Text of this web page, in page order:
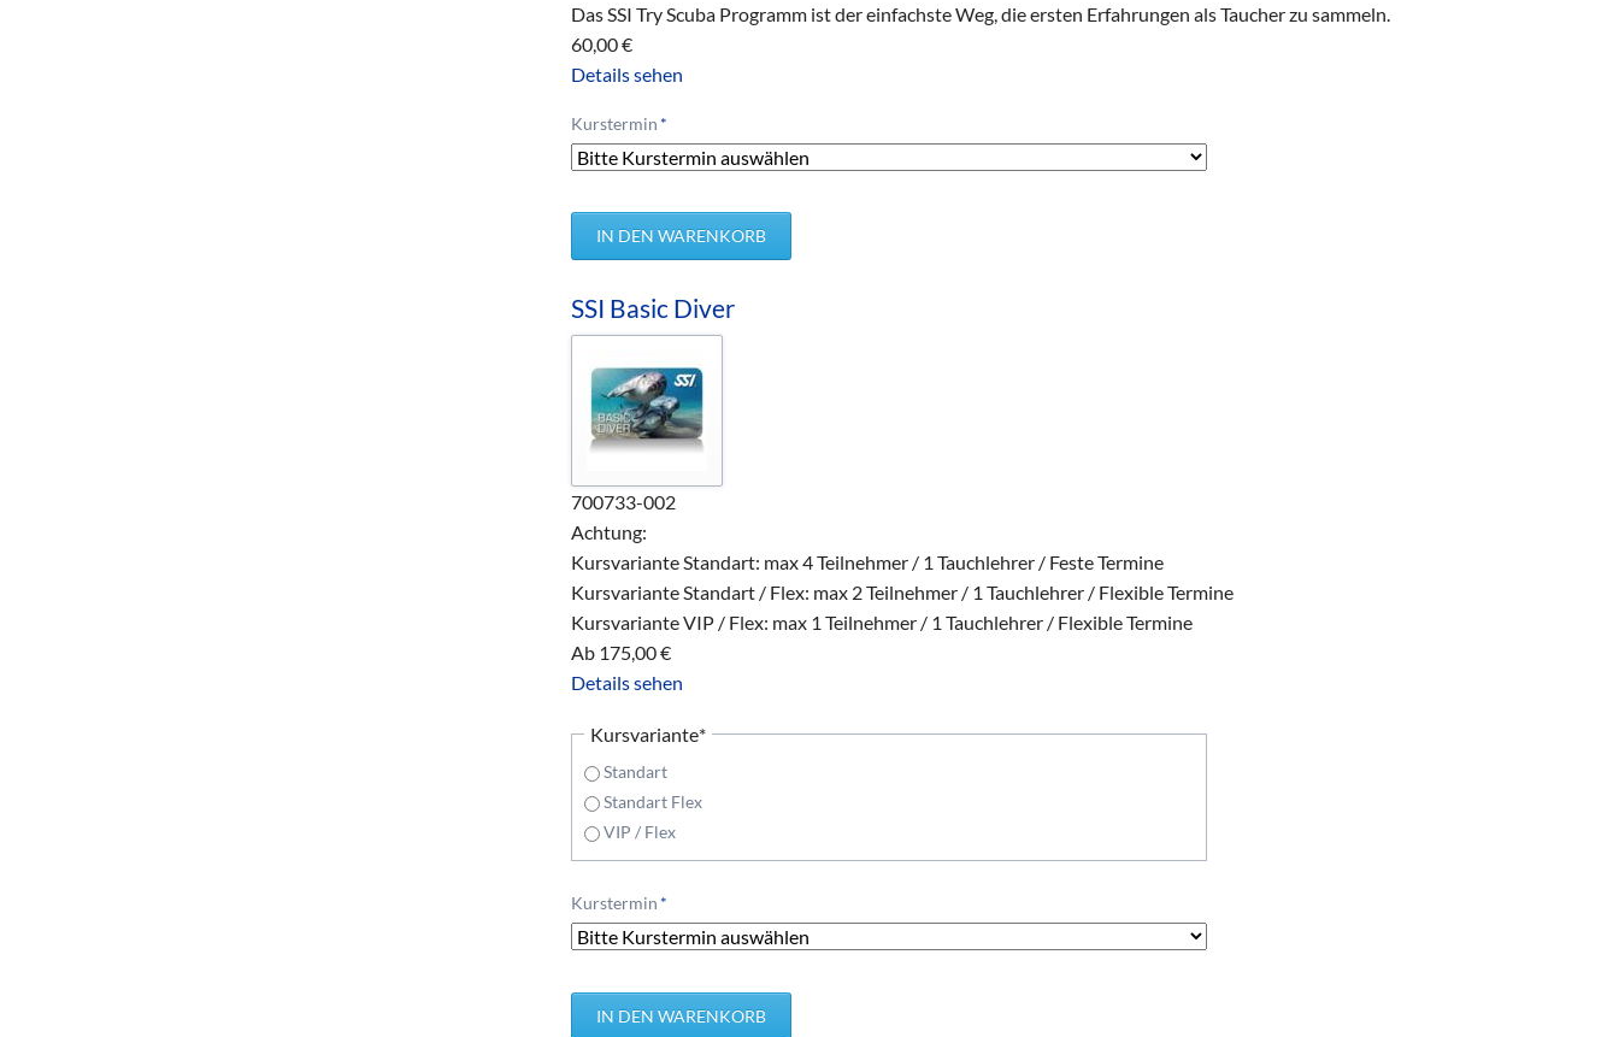
Das SSI Try Scuba Programm ist der einfachste Weg, die ersten Erfahrungen als Taucher zu sammeln.
60,00€
Details sehen
Pflichtfeld
Kurstermin *
SSI Basic Diver
700733-002
Achtung:
Kursvariante Standart: max 4 Teilnehmer / 1 Tauchlehrer / Feste Termine
Kursvariante Standart / Flex: max 2 Teilnehmer / 1 Tauchlehrer / Flexible Termine
Kursvariante VIP / Flex: max 1 Teilnehmer / 1 Tauchlehrer / Flexible Termine
Ab 175,00€
Details sehen
Pflichtfeld
Kursvariante*
Standart
Standart Flex
VIP / Flex
Pflichtfeld
Kurstermin *